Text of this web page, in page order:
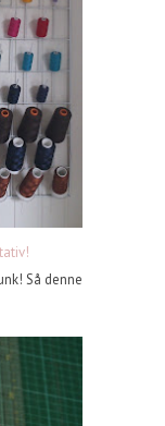
Så denne